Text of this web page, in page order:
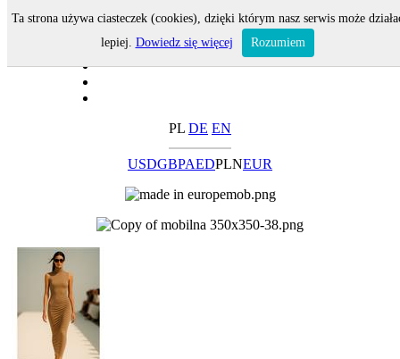
PL DE EN
USDGBPAEDPLNEUR
Ta strona używa ciasteczek (cookies), dzięki którym nasz serwis może
lepiej. Dowiedz się więcej Rozumiem